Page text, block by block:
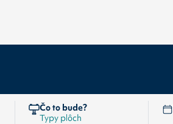
Čo to bude?